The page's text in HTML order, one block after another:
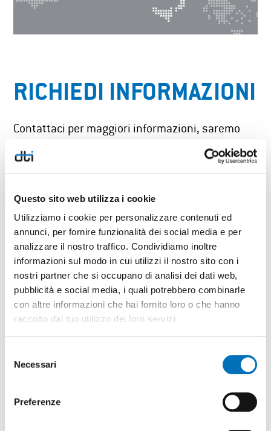
Questo sito web utilizza i cookie
Utilizziamo i cookie per personalizzare contenuti ed
annunci, per fornire funzionalità dei social media e per
analizzare il nostro traffico. Condividiamo inoltre
informazioni sul modo in cui utilizzi il nostro sito con i
nostri partner che si occupano di analisi dei dati web,
pubblicità e social media, i quali potrebbero combinarle
con altre informazioni che hai fornito loro o che hanno
raccolto dal tuo utilizzo dei loro servizi.
delNecessari
Preferenze
RICHIEDI INFORMAZIONI
Contattaci per maggiori informazioni, saremo
Cognome
Azienda